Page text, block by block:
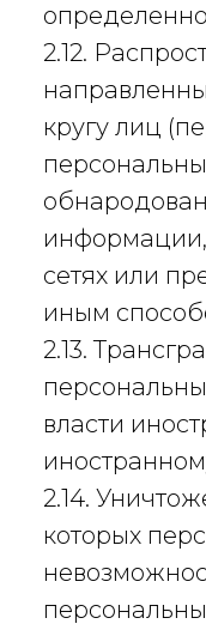
2.12.
кругу лиц
сетях или
иным
2.13.
власти
2.14.
которых